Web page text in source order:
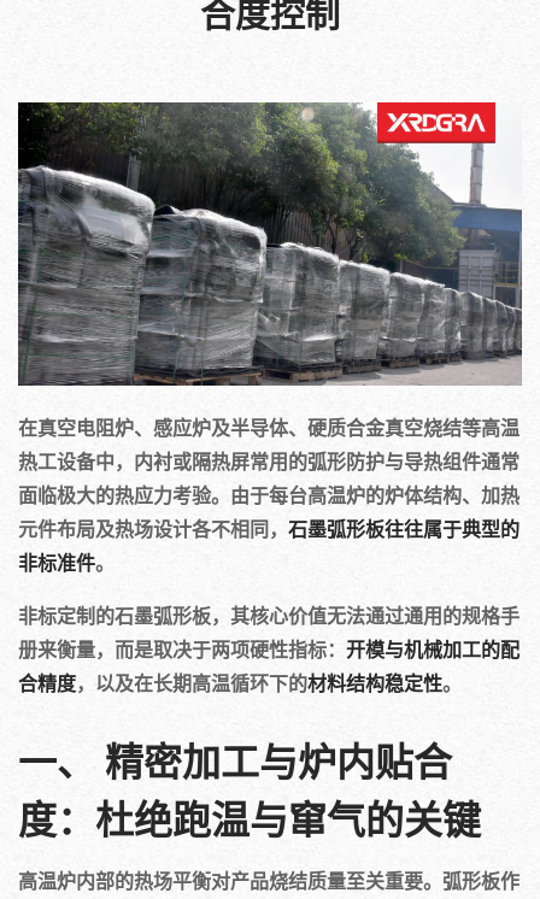
合度控制
在真空电阻炉、感应炉及半导体、硬质合金真空烧结等高温
热工设备中，内衬或隔热屏常用的弧形防护与导热组件通常
面临极大的热应力考验。由于每台高温炉的炉体结构、加热
元件布局及热场设计各不相同， 石墨弧形板往往属于典型的
非标准件。
非标定制的石墨弧形板，其核心价值无法通过通用的规格手
册来衡量，而是取决于两项硬性指标： 开模与机械加工的配
合精度，以及在长期高温循环下的材料结构稳定性。
一、 精密加工与炉内贴合
度：杜绝跑温与窜气的关键
高温炉内部的热场平衡对产品烧结质量至关重要。弧形板作